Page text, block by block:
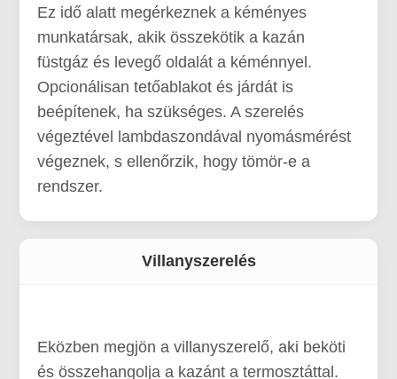
Ez idő alatt megérkeznek a kéményes
munkatársak, akik összekötik a kazán
füstgáz és levegő oldalát a kéménnyel.
Opcionálisan tetőablakot és járdát is
beépítenek, ha szükséges. A szerelés
végeztével lambdaszondával nyomásmérést
végeznek, s ellenőrzik, hogy tömör-e a
rendszer.
Villanyszerelés
Eközben megjön a villanyszerelő, aki beköti
és összehangolja a kazánt a termosztáttal.